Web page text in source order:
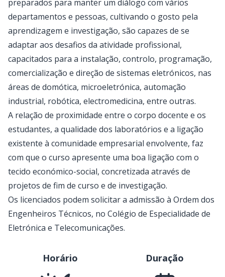
preparados para manter um diálogo com vários
departamentos e pessoas, cultivando o gosto pela
aprendizagem e investigação, são capazes de se
adaptar aos desafios da atividade profissional,
capacitados para a instalação, controlo, programação,
comercialização e direção de sistemas eletrónicos, nas
áreas de domótica, microeletrónica, automação
industrial, robótica, electromedicina, entre outras.
A relação de proximidade entre o corpo docente e os
estudantes, a qualidade dos laboratórios e a ligação
existente à comunidade empresarial envolvente, faz
com que o curso apresente uma boa ligação com o
tecido económico-social, concretizada através de
projetos de fim de curso e de investigação.
Os licenciados podem solicitar a admissão à Ordem dos
Engenheiros Técnicos, no Colégio de Especialidade de
Eletrónica e Telecomunicações.
Horário Duração